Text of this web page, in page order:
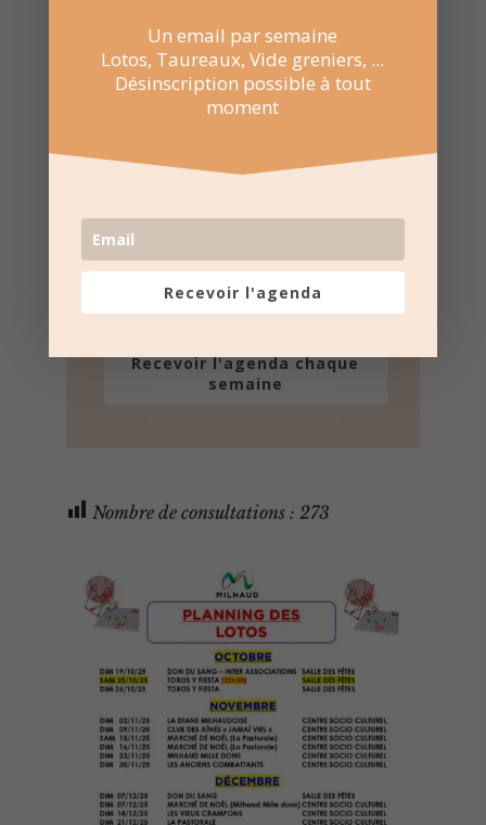
Recevez l'agenda par
Une fois par semaine en un coup d'oeil
Recevoir l'agenda chaque
semaine
Nombre de consultations : 273
Un email par semaine
Lotos, Taureaux, Vide greniers, ...
Désinscription possible à tout
moment
Recevoir l'agenda